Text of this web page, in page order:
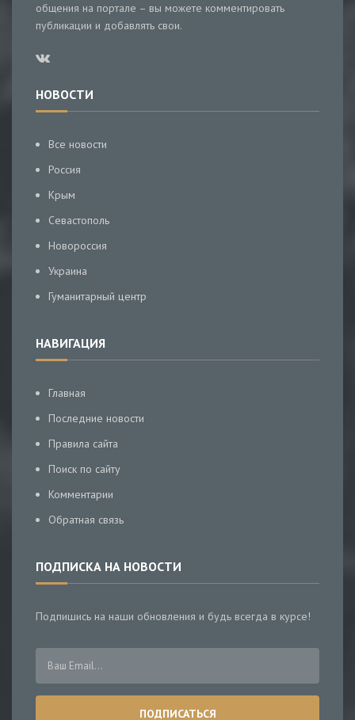
общения на портале – вы можете комментировать
публикации и добавлять свои.
НОВОСТИ
Все новости
Россия
Крым
Севастополь
Новороссия
Украина
Гуманитарный центр
НАВИГАЦИЯ
Главная
Последние новости
Правила сайта
Поиск по сайту
Комментарии
Обратная связь
ПОДПИСКА НА НОВОСТИ
Подпишись на наши обновления и будь всегда в курсе!